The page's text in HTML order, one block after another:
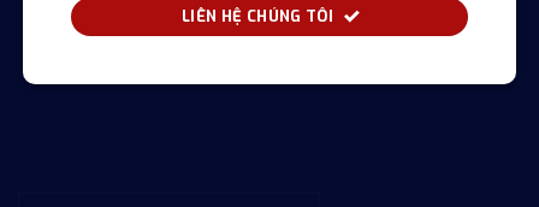
LIÊN HỆ CHÚNG TÔI